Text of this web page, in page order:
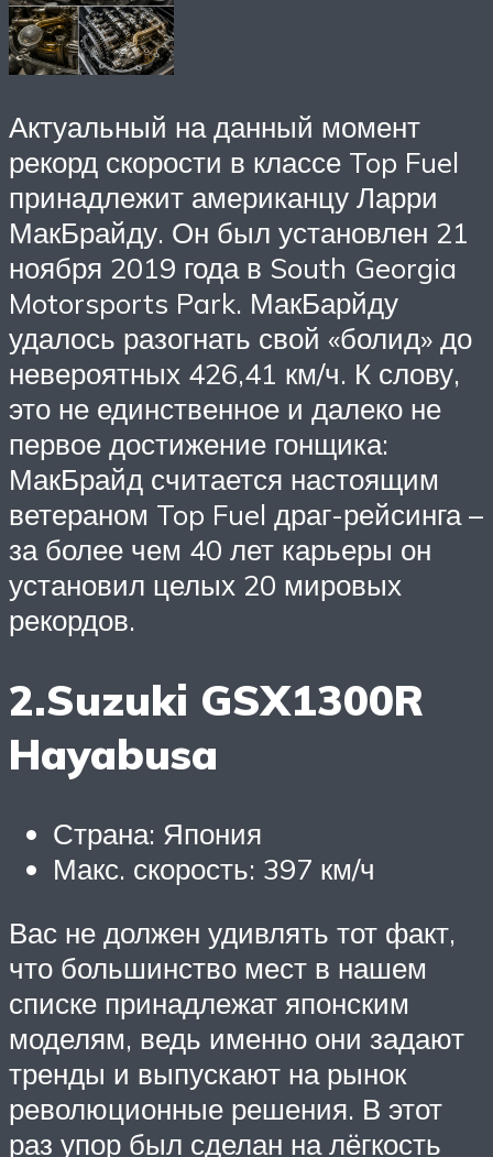
Актуальный на данный момент
рекорд скорости в классе Top Fuel
принадлежит американцу Ларри
МакБрайду. Он был установлен 21
ноября 2019 года в South Georgia
Motorsports Park. МакБарйду
удалось разогнать свой «болид» до
невероятных 426,41 км/ч. К слову,
это не единственное и далеко не
первое достижение гонщика:
МакБрайд считается настоящим
ветераном Top Fuel драг-рейсинга –
за более чем 40 лет карьеры он
установил целых 20 мировых
рекордов.
2.Suzuki GSX1300R
Hayabusa
Страна: Япония
Макс. скорость: 397 км/ч
Вас не должен удивлять тот факт,
что большинство мест в нашем
списке принадлежат японским
моделям, ведь именно они задают
тренды и выпускают на рынок
революционные решения. В этот
раз упор был сделан на лёгкость